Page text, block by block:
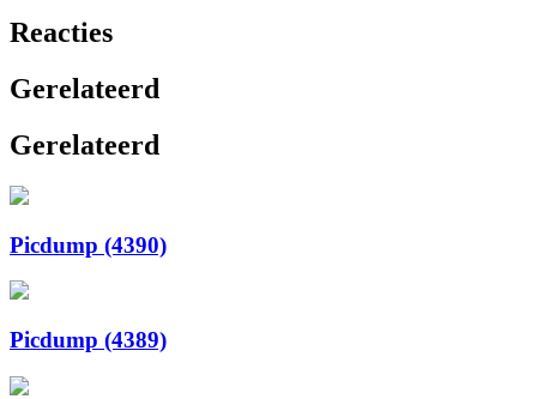
Reacties
Gerelateerd
Gerelateerd
Picdump (4390)
Picdump (4389)